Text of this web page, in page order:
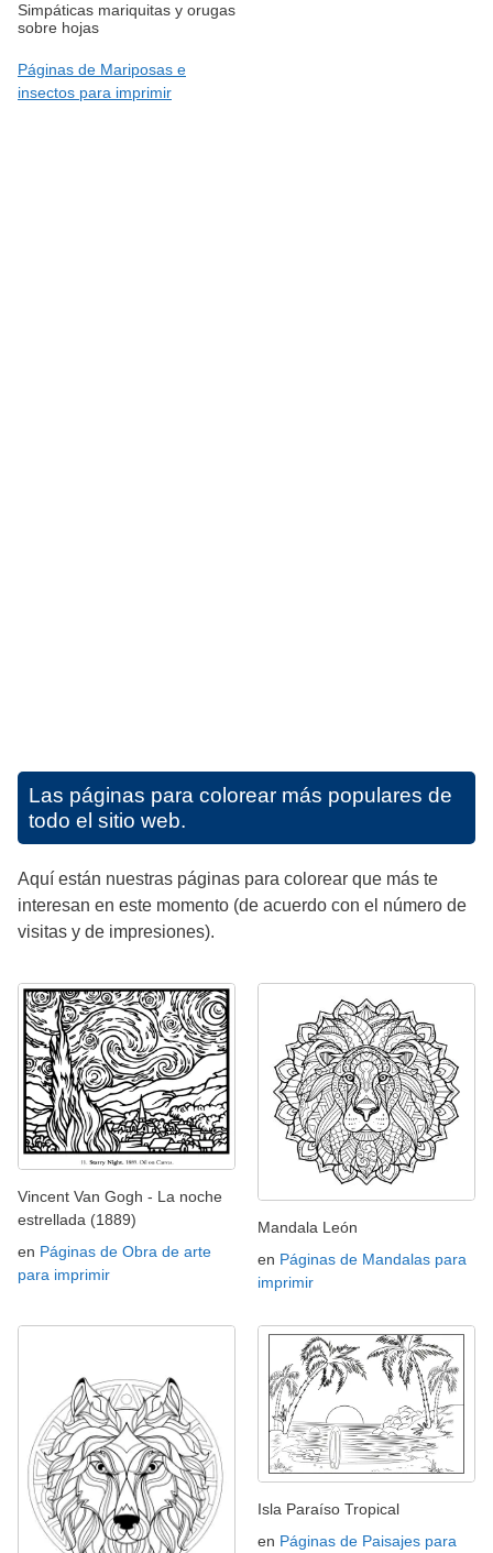
Simpáticas mariquitas y orugas
sobre hojas
Páginas de Mariposas e
insectos para imprimir
Las páginas para colorear más populares de
todo el sitio web.
Aquí están nuestras páginas para colorear que más te
interesan en este momento (de acuerdo con el número de
visitas y de impresiones).
Vincent Van Gogh - La noche
estrellada (1889)
en Páginas de Obra de arte
para imprimir
Mandala León
en Páginas de Mandalas para
imprimir
Isla Paraíso Tropical
en Páginas de Paisajes para